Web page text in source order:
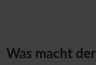
Was macht der